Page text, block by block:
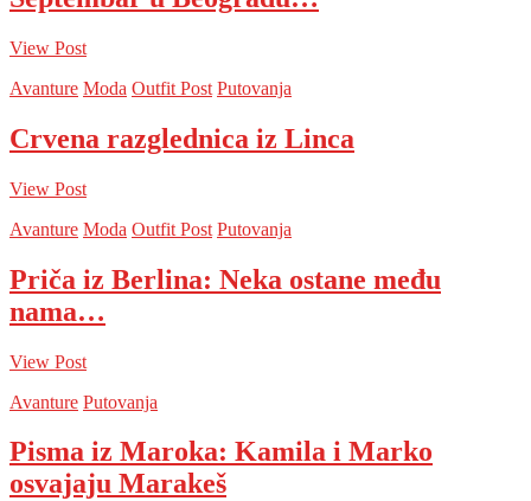
View Post
Avanture Moda Outfit Post Putovanja
Crvena razglednica iz Linca
View Post
Avanture Moda Outfit Post Putovanja
Priča iz Berlina: Neka ostane među
nama…
View Post
Avanture Putovanja
Pisma iz Maroka: Kamila i Marko
osvajaju Marakeš